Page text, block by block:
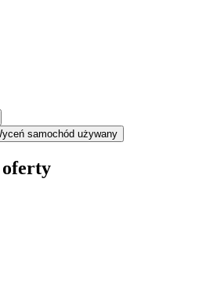
samochód używany
oferty